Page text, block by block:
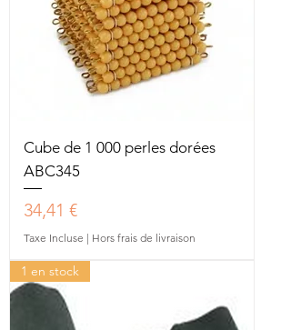
Cube de 1 000 perles dorées
ABC345
Prix
34,41 €
Taxe Incluse | Hors frais de livraison
1 en stock